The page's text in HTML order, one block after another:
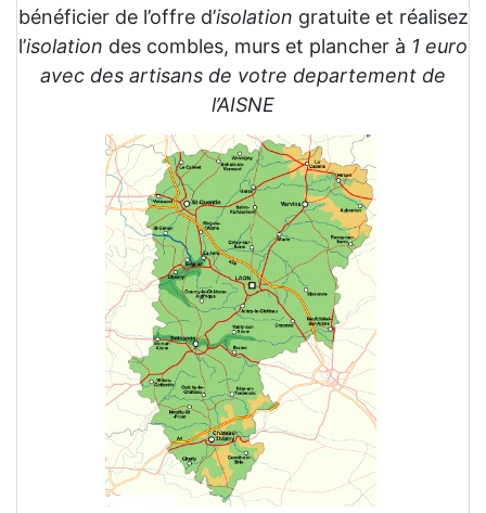
bénéficier de l’offre d’isolation gratuite et réalisez
l’isolation des combles, murs et plancher à 1 euro
avec des artisans de votre departement de
l’AISNE